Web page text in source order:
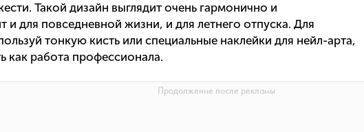
Такой дизайн выглядит очень гармонично и
и для повседневной жизни, и для летнего отпуска. Для
тонкую кисть или специальные наклейки для нейл-арта,
как работа профессионала.